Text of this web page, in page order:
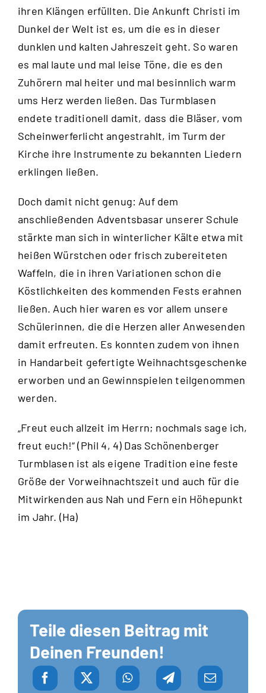
ihren Klängen erfüllten. Die Ankunft Christi im
Dunkel der Welt ist es, um die es in dieser
dunklen und kalten Jahreszeit geht. So waren
es mal laute und mal leise Töne, die es den
Zuhörern mal heiter und mal besinnlich warm
ums Herz werden ließen. Das Turmblasen
endete traditionell damit, dass die Bläser, vom
Scheinwerferlicht angestrahlt, im Turm der
Kirche ihre Instrumente zu bekannten Liedern
erklingen ließen.
Doch damit nicht genug: Auf dem
anschließenden Adventsbasar unserer Schule
stärkte man sich in winterlicher Kälte etwa mit
heißen Würstchen oder frisch zubereiteten
Waffeln, die in ihren Variationen schon die
Köstlichkeiten des kommenden Fests erahnen
ließen. Auch hier waren es vor allem unsere
Schülerinnen, die die Herzen aller Anwesenden
damit erfreuten. Es konnten zudem von ihnen
in Handarbeit gefertigte Weihnachtsgeschenke
erworben und an Gewinnspielen teilgenommen
werden.
„Freut euch allzeit im Herrn; nochmals sage ich,
freut euch!“ (Phil 4, 4) Das Schönenberger
Turmblasen ist als eigene Tradition eine feste
Größe der Vorweihnachtszeit und auch für die
Mitwirkenden aus Nah und Fern ein Höhepunkt
im Jahr. (Ha)
Teile diesen Beitrag mit
Deinen Freunden!